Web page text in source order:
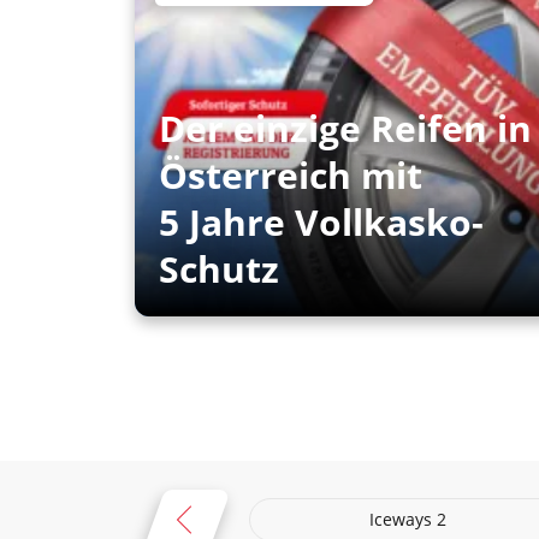
Der einzige Reifen in
Österreich mit
5 Jahre Vollkasko-
Schutz
Iceways 2